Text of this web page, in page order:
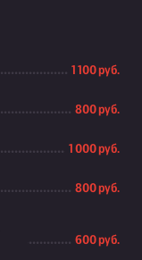
1 100 руб.
800 руб.
1 000 руб.
800 руб.
600 руб.